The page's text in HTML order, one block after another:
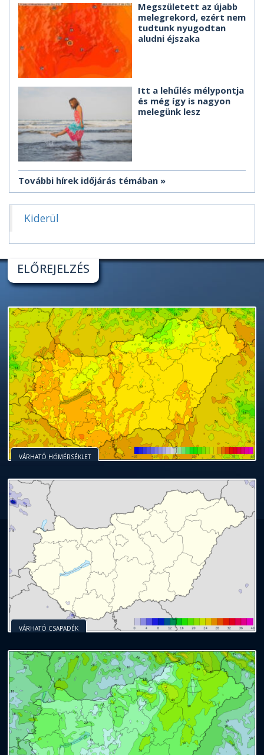
Megszületett az újabb
melegrekord, ezért nem
tudtunk nyugodtan
aludni éjszaka
Itt a lehűlés mélypontja
és még így is nagyon
melegünk lesz
További hírek időjárás témában
Kiderül
ELŐREJELZÉS
VÁRHATÓ HŐMÉRSÉKLET
VÁRHATÓ CSAPADÉK